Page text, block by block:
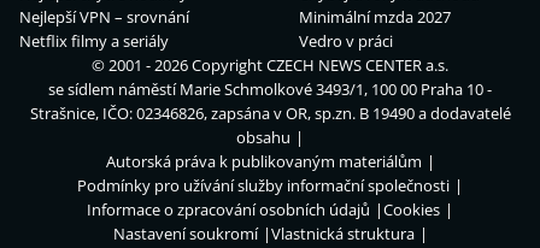
Nejlepší VPN – srovnání
Netflix filmy a seriály
Minimální mzda 2027
Vedro v práci
© 2001 - 2026 CopyrightCZECH NEWS CENTER a.s.
se sídlem náměstí Marie Schmolkové 3493/1, 100 00 Praha 10 -
Strašnice, IČO: 02346826, zapsána v OR, sp.zn. B 19490 a dodavatelé
obsahu
Autorská práva k publikovaným materiálům
Podmínky pro užívání služby informační společnosti
Informace o zpracování osobních údajů
Cookies
Nastavení soukromí
Vlastnická struktura